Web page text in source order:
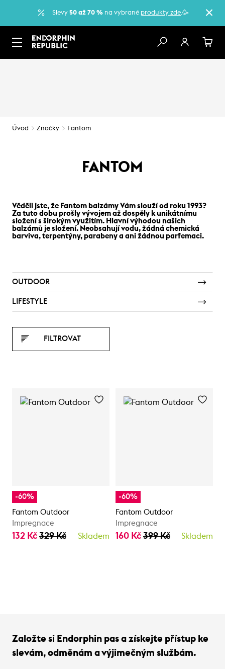
Slevy 50 až 70 % na vybrané produkty zde.🥳
Úvod Značky Fantom
FANTOM
Věděli jste, že Fantom balzámy Vám slouží od roku 1993?
Za tuto dobu prošly vývojem až dospěly k unikátnímu
složení s širokým využitím. Hlavní výhodou našich
balzámů je složení. Neobsahují vodu, žádná chemická
barviva, terpentýny, parabeny a ani žádnou parfemaci.
OUTDOOR
LIFESTYLE
FILTROVAT
-60%
Fantom Outdoor
Impregnace
132 Kč 329 Kč Skladem
-60%
Fantom Outdoor
Impregnace
160 Kč 399 Kč Skladem
Založte si Endorphin pas a získejte přístup ke
slevám, odměnám a výjimečným službám.